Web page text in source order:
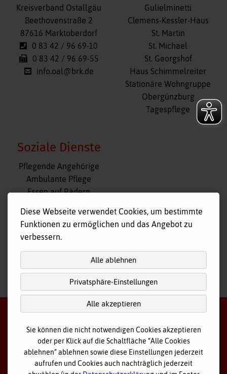
Kreisverband Ostallgäu
Beethovenstraße 2
87616 Marktoberdorf
0 83 42 / 96 69-10
0 83 42 / 96 69-55
info.oal@brk.de
Navigation
überspringen
Gulielminetti
Clemens-Kessler-Haus
St. Martin
St. Michael
St. Georgshof
Haus Schimmelreiter
Stationäre Wohngruppe
Obergünzburg
Tagespflege
Soziale Dienste
Navigation
überspringen
Pflegende Angehörige
Ambulante Pflege
Essen auf Rädern
Tagespflege
Hausnotruf
nach oben
2026 Bayerisches Rotes Kreuz - Kreisverband Ostallgäu
Datenschutz
Diese Webseite verwendet Cookies, um bestimmte
Funktionen zu ermöglichen und das Angebot zu
verbessern.
Alle ablehnen
Privatsphäre-Einstellungen
Alle akzeptieren
Sie können die nicht notwendigen Cookies akzeptieren
oder per Klick auf die Schaltfläche “Alle Cookies
ablehnen” ablehnen sowie diese Einstellungen jederzeit
aufrufen und Cookies auch nachträglich jederzeit